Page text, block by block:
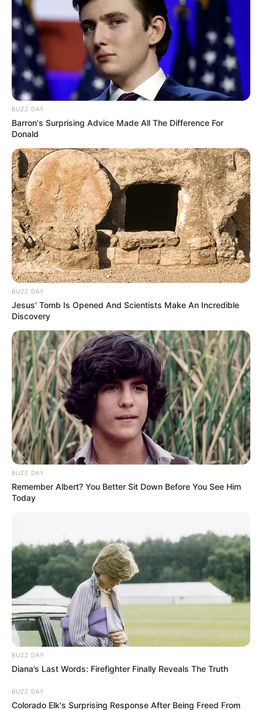
BUZZ DAY
Barron's Surprising Advice Made All The Difference For
Donald
BUZZ DAY
Jesus' Tomb Is Opened And Scientists Make An Incredible
Discovery
BUZZ DAY
Remember Albert? You Better Sit Down Before You See Him
Today
BUZZ DAY
Diana’s Last Words: Firefighter Finally Reveals The Truth
BUZZ DAY
Colorado Elk's Surprising Response After Being Freed From